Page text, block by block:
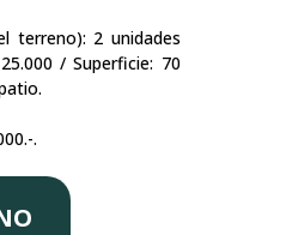
terreno): 2 unidades
/ Superficie: 70
.